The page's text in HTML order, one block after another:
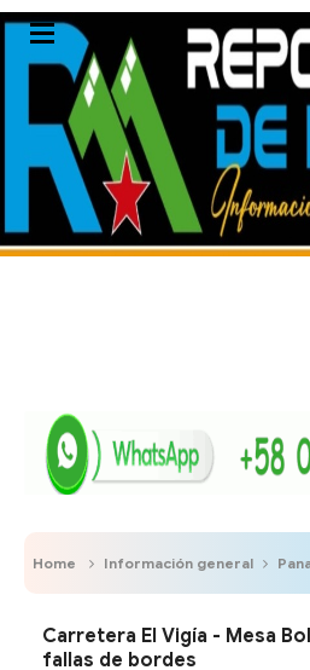
Home Información general
Carretera El Vigía - Mesa
fallas de bordes